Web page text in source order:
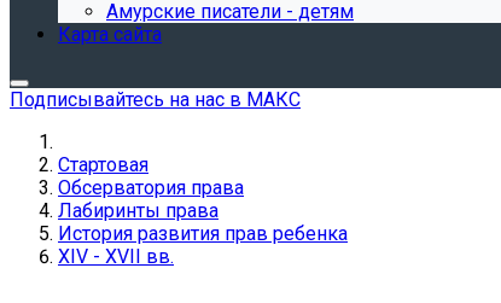
Амурские писатели - детям
Карта сайта
Подписывайтесь на нас в МАКС
Стартовая
Обсерватория права
Лабиринты права
История развития прав ребенка
XIV - XVII вв.